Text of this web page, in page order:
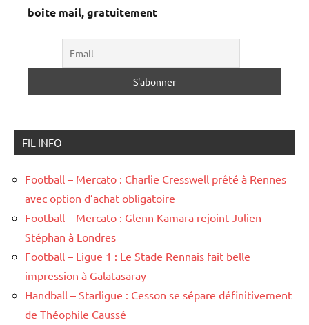
boite mail, gratuitement
FIL INFO
Football – Mercato : Charlie Cresswell prêté à Rennes
avec option d’achat obligatoire
Football – Mercato : Glenn Kamara rejoint Julien
Stéphan à Londres
Football – Ligue 1 : Le Stade Rennais fait belle
impression à Galatasaray
Handball – Starligue : Cesson se sépare définitivement
de Théophile Caussé